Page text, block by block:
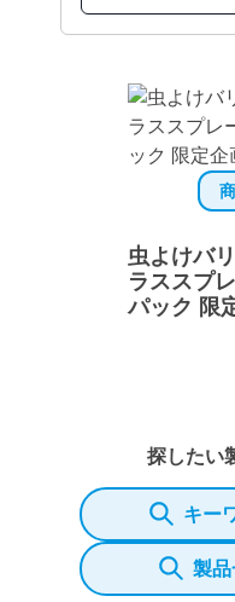
虫よけバ
ラススプ
パック 限
探したい
キー
製